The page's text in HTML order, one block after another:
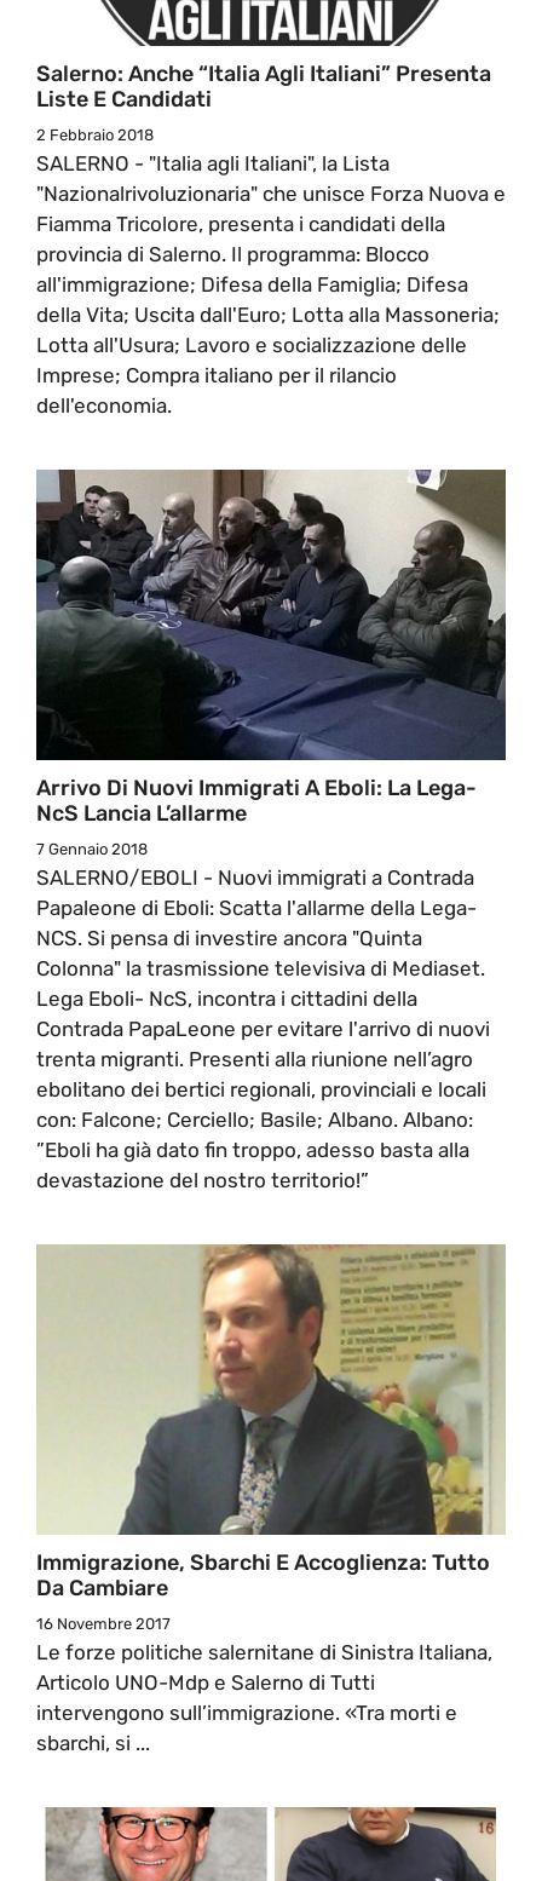
Salerno: Anche “Italia Agli Italiani” Presenta
Liste E Candidati
2 Febbraio 2018
SALERNO - "Italia agli Italiani", la Lista
"Nazionalrivoluzionaria" che unisce Forza Nuova e
Fiamma Tricolore, presenta i candidati della
provincia di Salerno. Il programma: Blocco
all'immigrazione; Difesa della Famiglia; Difesa
della Vita; Uscita dall'Euro; Lotta alla Massoneria;
Lotta all'Usura; Lavoro e socializzazione delle
Imprese; Compra italiano per il rilancio
dell'economia.
Arrivo Di Nuovi Immigrati A Eboli: La Lega-
NcS Lancia L’allarme
7 Gennaio 2018
SALERNO/EBOLI - Nuovi immigrati a Contrada
Papaleone di Eboli: Scatta l'allarme della Lega-
NCS. Si pensa di investire ancora "Quinta
Colonna" la trasmissione televisiva di Mediaset.
Lega Eboli- NcS, incontra i cittadini della
Contrada PapaLeone per evitare l'arrivo di nuovi
trenta migranti. Presenti alla riunione nell’agro
ebolitano dei bertici regionali, provinciali e locali
con: Falcone; Cerciello; Basile; Albano. Albano:
”Eboli ha già dato fin troppo, adesso basta alla
devastazione del nostro territorio!”
Immigrazione, Sbarchi E Accoglienza: Tutto
Da Cambiare
16 Novembre 2017
Le forze politiche salernitane di Sinistra Italiana,
Articolo UNO-Mdp e Salerno di Tutti
intervengono sull’immigrazione. «Tra morti e
sbarchi, si ...